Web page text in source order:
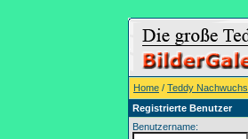
Home / Teddy Nachwuchs
Registrierte Benutzer
Benutzername: